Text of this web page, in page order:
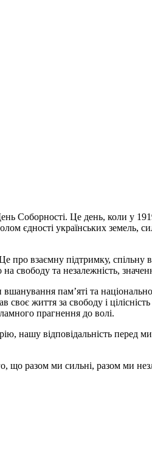
Соборності. Це день, коли у
єдності українських земель,
про взаємну підтримку, спільну
свободу та незалежність,
пам’яті та
своє життя за свободу і
прагнення до волі.
нашу відповідальність перед
разом ми сильні, разом ми